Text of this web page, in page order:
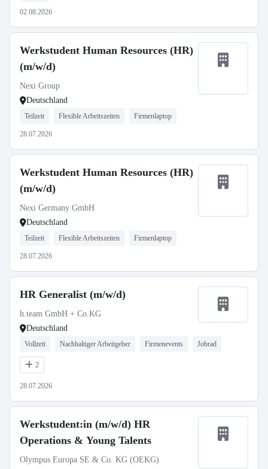
02.08.2026
Werkstudent Human Resources (HR)
(m/w/d)
Nexi Group
Deutschland
Teilzeit Flexible Arbeitszeiten Firmenlaptop
28.07.2026
Werkstudent Human Resources (HR)
(m/w/d)
Nexi Germany GmbH
Deutschland
Teilzeit Flexible Arbeitszeiten Firmenlaptop
28.07.2026
HR Generalist (m/w/d)
h.team GmbH + Co.KG
Deutschland
Vollzeit Nachhaltiger Arbeitgeber Firmenevents Jobrad
2
28.07.2026
Werkstudent:in (m/w/d) HR
Operations & Young Talents
Olympus Europa SE & Co. KG (OEKG)